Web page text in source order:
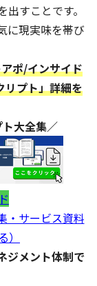
すことです。
に現実味を帯び
ポ/インサイド
リプト」詳細を
大全集／
・サービス資料
ジメント体制で